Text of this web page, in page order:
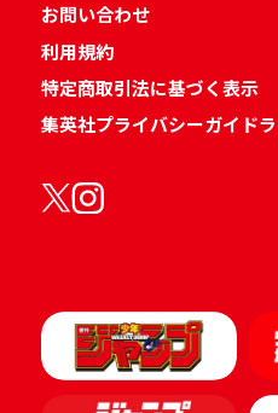
お問い合わせ
利用規約
特定商取引法に基づく表示
集英社プライバシーガイド